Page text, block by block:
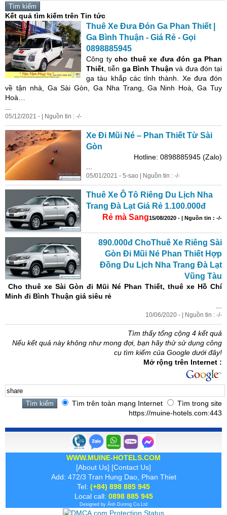
Kết quả tìm kiếm trên Tin tức
Thuê Xe Đưa Đón Ga Phan Thiết |
Ga Bình Thuận - Giá Rẻ - Gọi
0898885945
Công ty cho thuê xe đưa đón ga Phan
Thiết , tiễn ga Bình Thuận và đưa đón tại
ga tàu khắp các tỉnh thành. Xe đưa đón
về tận nhà, Ga Sài Gòn, Ga Nha Trang, Ga Ninh Hoà, Ga Tuy
Hoà…
05/12/2021 - | Nguồn tin : -/-
Xe Đi Mũi Né – Phan Thiết Từ Sài
Gòn
Hotline: 0898885945 (Zalo)
05/01/2021 - 5-sao | Nguồn tin : -/-
Thuê Xe Ô Tô Riêng Du Lịch Nha
Trang Đà Lạt Giá Rẻ 1.100.000đ
Rẻ mà Sang15/08/2020 - | Nguồn tin : -/-
890.000đ ChoThuê Xe Riêng Sài
Gòn Đi Mũi Né Phan Thiết Hợp
Đồng Du Lịch Nha Trang Đà Lạt
Vũng Tàu
Cho thuê xe Sài Gòn đi Mũi Né Phan Thiết, thuê xe Hồ Chí
Minh đi Bình Thuận giá siêu rẻ
10/06/2020 - | Nguồn tin : -/-
Tìm thấy tổng cộng 4 kết quả
Nếu kết quả này không như mong đợi, bạn hãy thử sử dụng công
cụ tìm kiếm của Google dưới đây!
Mở rộng trên Internet :
Tìm trên toàn mạng Internet
Tìm trong site
https://muine-hotels.com:443
WWW.MUINE-HOTELS.COM
[About Us] [Contact Us]
Add: 472/3 Tran Hung Dao, Phan Thiet
Tel: (+84) 898 885 945
Local call: 0898 885 945
Designed by Ánh Dương Co.Ltd